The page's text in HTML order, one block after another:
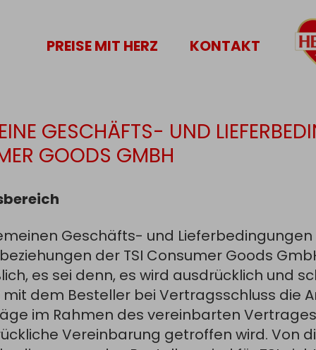
PREISE MIT HERZ KONTAKT
GESCHÄFTS- UND
GOODS GMBH
Geschäfts- und
der TSI Consumer Goods
es sei denn, es wird ausdrücklich und
dem Besteller bei Vertragsschluss die
im Rahmen des vereinbarten
Vereinbarung getroffen wird. Von